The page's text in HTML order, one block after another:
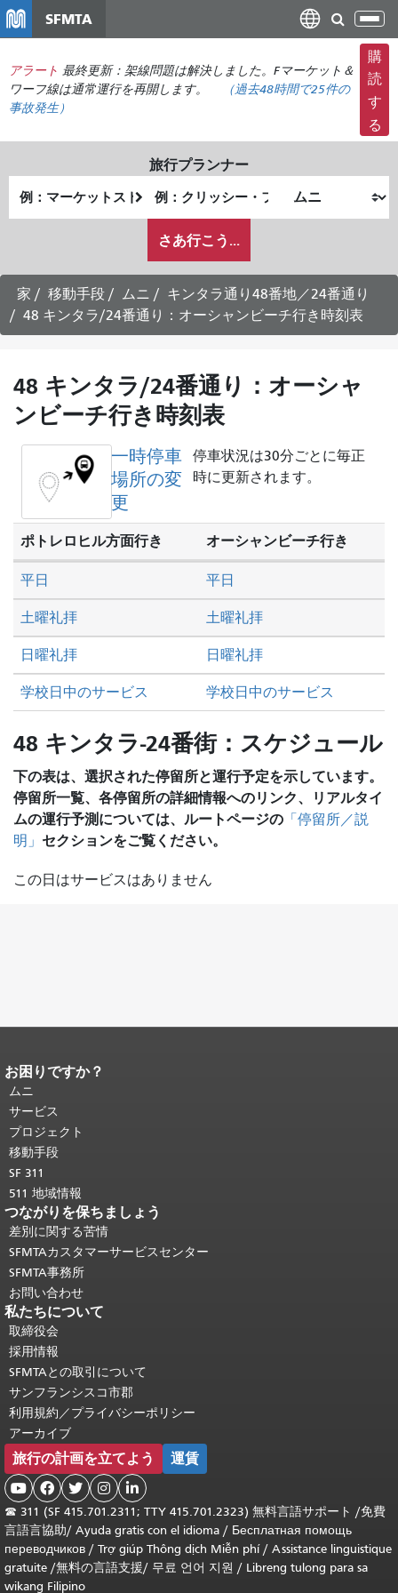
コ
ン
ン
ツ
移
SFMTA
ナ
ビ
ゲ
ー
シ
ョ
の
切
り
え
アラート 最終更新：架線問題は解決しました。Fマーケット＆
ワーフ線は通常運行を再開します。
（過去48時間で25件の
事故発生）
購
読
す
る
旅行プランナー
出
発
終
了
が
ど
の
よ
う
旅
し
た
か
さあ行こう...
家 移動手段 ムニ
キンタラ通り48番地／24番通り
48 キンタラ/24番通り：オーシャンビーチ行き時刻表
48 キンタラ/24番通り：オーシャ
ンビーチ行き時刻表
一時停車
場所の変
更
停車状況は30分ごとに毎正
時に更新されます。
ポトレロヒル方面行き オーシャンビーチ行き
土曜礼拝 土曜礼拝
日曜礼拝 日曜礼拝
平日 平日
学校日中のサービス 学校日中のサービス
48 キンタラ-24番街：スケジュール
下の表は、選択された停留所と運行予定を示しています。
停留所一覧、各停留所の詳細情報へのリンク、リアルタイ
ムの運行予測については、ルートページの 「停留所／説
明」 セクションをご覧ください。
この日はサービスはありません
ページコンテンツの終わり。
ジの残りの部分はすべてのページで繰
り返されます。
頭に戻る。
お困りですか？
ムニ
サービス
プロジェクト
移動手段
SF 311
511 地域情報
つながりを保ちましょう
差別に関する苦情
SFMTAカスタマーサービスセンター
SFMTA事務所
お問い合わせ
私たちについて
取締役会
採用情報
SFMTAとの取引について
サンフランシスコ市郡
利用規約／プライバシーポリシー
アーカイブ
旅行の計画を立てよう 運賃
    
☎ 311 (SF 415.701.2311; TTY 415.701.2323) 無料言語サポート /免費
言語言協助/ Ayuda gratis con el idioma / Бесплатная помощь
переводчиков / Trợ giúp Thông dịch Miễn phí/ Assistance linguistique
gratuite /無料の言語支援/ 무료 언어 지원 / Libreng tulong para sa
wikang Filipino